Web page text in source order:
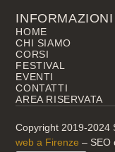
HOME
CHI SIAMO
CORSI
FESTIVAL
EVENTI
CONTATTI
AREA RISERVATA
Copyright 2019-2024
web a Firenze– SEO